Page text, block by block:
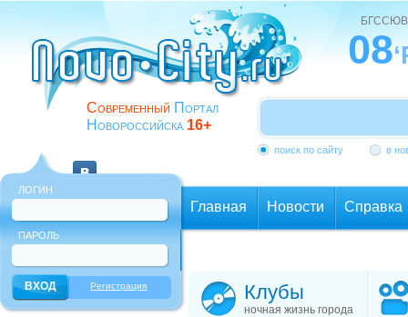
Современный Портал
Новороссийска 16+
08
поиск по сайту в
ЛОГИН
ПАРОЛЬ
Регистрация
Главная Новости Справка
Клубы
ночная жизнь города